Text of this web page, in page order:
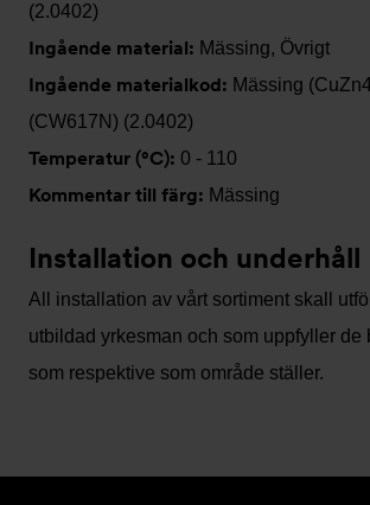
(2.0402)
Ingående material: Mässing, Övrigt
Ingående materialkod: Mässing
(CW617N) (2.0402)
Temperatur (°C): 0 - 110
Kommentar till färg: Mässing
Installation och underhåll
All installation av vårt sortiment skall
utbildad yrkesman och som uppfyller de
som respektive som område ställer.